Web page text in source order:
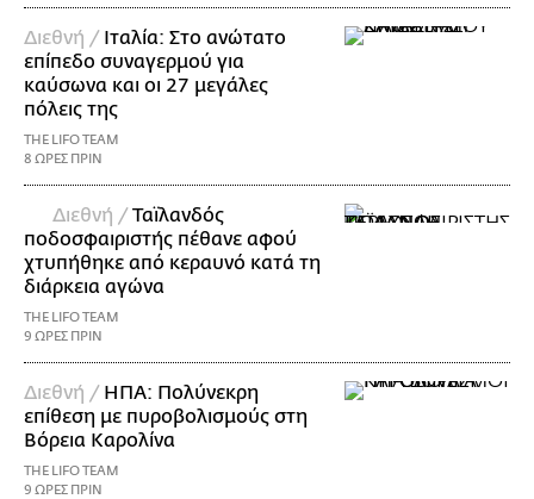
Διεθνή / Ιταλία: Στο ανώτατο
επίπεδο συναγερμού για
καύσωνα και οι 27 μεγάλες
πόλεις της
THE LIFO TEAM
8 ΩΡΕΣ ΠΡΙΝ
Διεθνή /Ταϊλανδός
ποδοσφαιριστής πέθανε αφού
χτυπήθηκε από κεραυνό κατά τη
διάρκεια αγώνα
THE LIFO TEAM
9 ΩΡΕΣ ΠΡΙΝ
Διεθνή / ΗΠΑ: Πολύνεκρη
επίθεση με πυροβολισμούς στη
Βόρεια Καρολίνα
THE LIFO TEAM
9 ΩΡΕΣ ΠΡΙΝ